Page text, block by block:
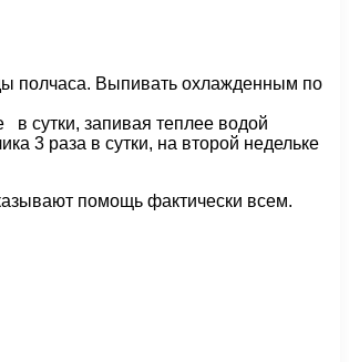
полчаса. Выпивать охлажденным по
в сутки, запивая теплее водой
3 раза в сутки, на второй недельке
помощь фактически всем.